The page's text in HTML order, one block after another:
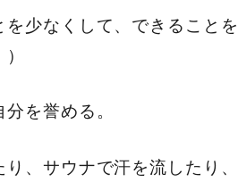
を少なくして、できること
を誉める。
り、サウナで汗を流したり